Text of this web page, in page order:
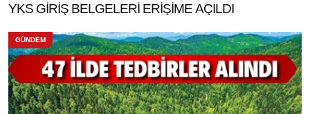
YKS GİRİŞ BELGELERİ ERİŞİME AÇILDI
GÜNDEM